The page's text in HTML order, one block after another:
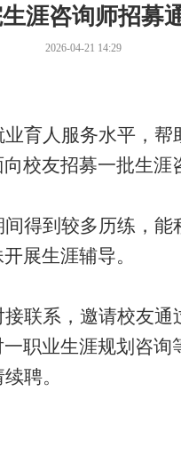
涯咨询师招募
2026-04-21 14:29
育人服务水平，
校友招募一批生涯
得到较多历练，
展生涯辅导。
联系，邀请校友
职业生涯规划咨询
聘。